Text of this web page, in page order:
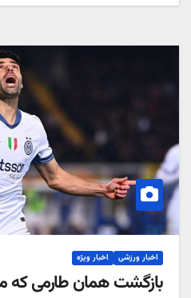
اخبار ورزشی اخبار ویژه
بازگشت همان طارمی که